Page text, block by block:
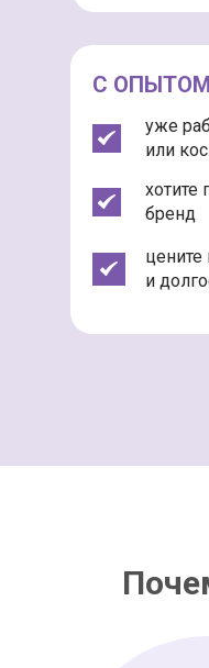
С ОПЫТОМ
уже
или
хотите
бренд
цените
и